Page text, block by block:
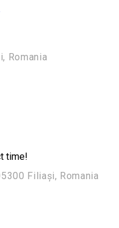
Romania
time!
Filiași, Romania